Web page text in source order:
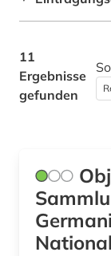
Medien- und Kommunikationswissenschaften,
waffen (1)
11
Ergebnisse
gefunden